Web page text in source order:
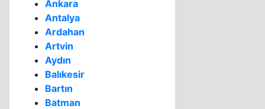
Ankara
Antalya
Ardahan
Artvin
Aydın
Balıkesir
Bartın
Batman